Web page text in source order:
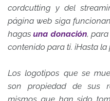
cordcutting y del
página web siga
hagasuna donación,
contenido para ti. ¡Hasta
Los logotipos que se
son propiedad de sus
mismos que han sido